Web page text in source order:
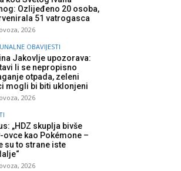
Ozlijeđeno 20 osoba,
51 vatrogasca
2026
OBAVIJESTI
Jakovlje upozorava:
li se nepropisno
otpada, zeleni
mogli bi biti uklonjeni
2026
„HDZ skuplja bivše
ovce kao Pokémone –
su to strane iste
2026